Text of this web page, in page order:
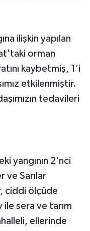
ilişkin yapılan
orman
kaybetmiş, 1’i
etkilenmiştir.
tedavileri
yangının 2'nci
ve Sarılar
ciddi ölçüde
sera ve tarım
ellerinde